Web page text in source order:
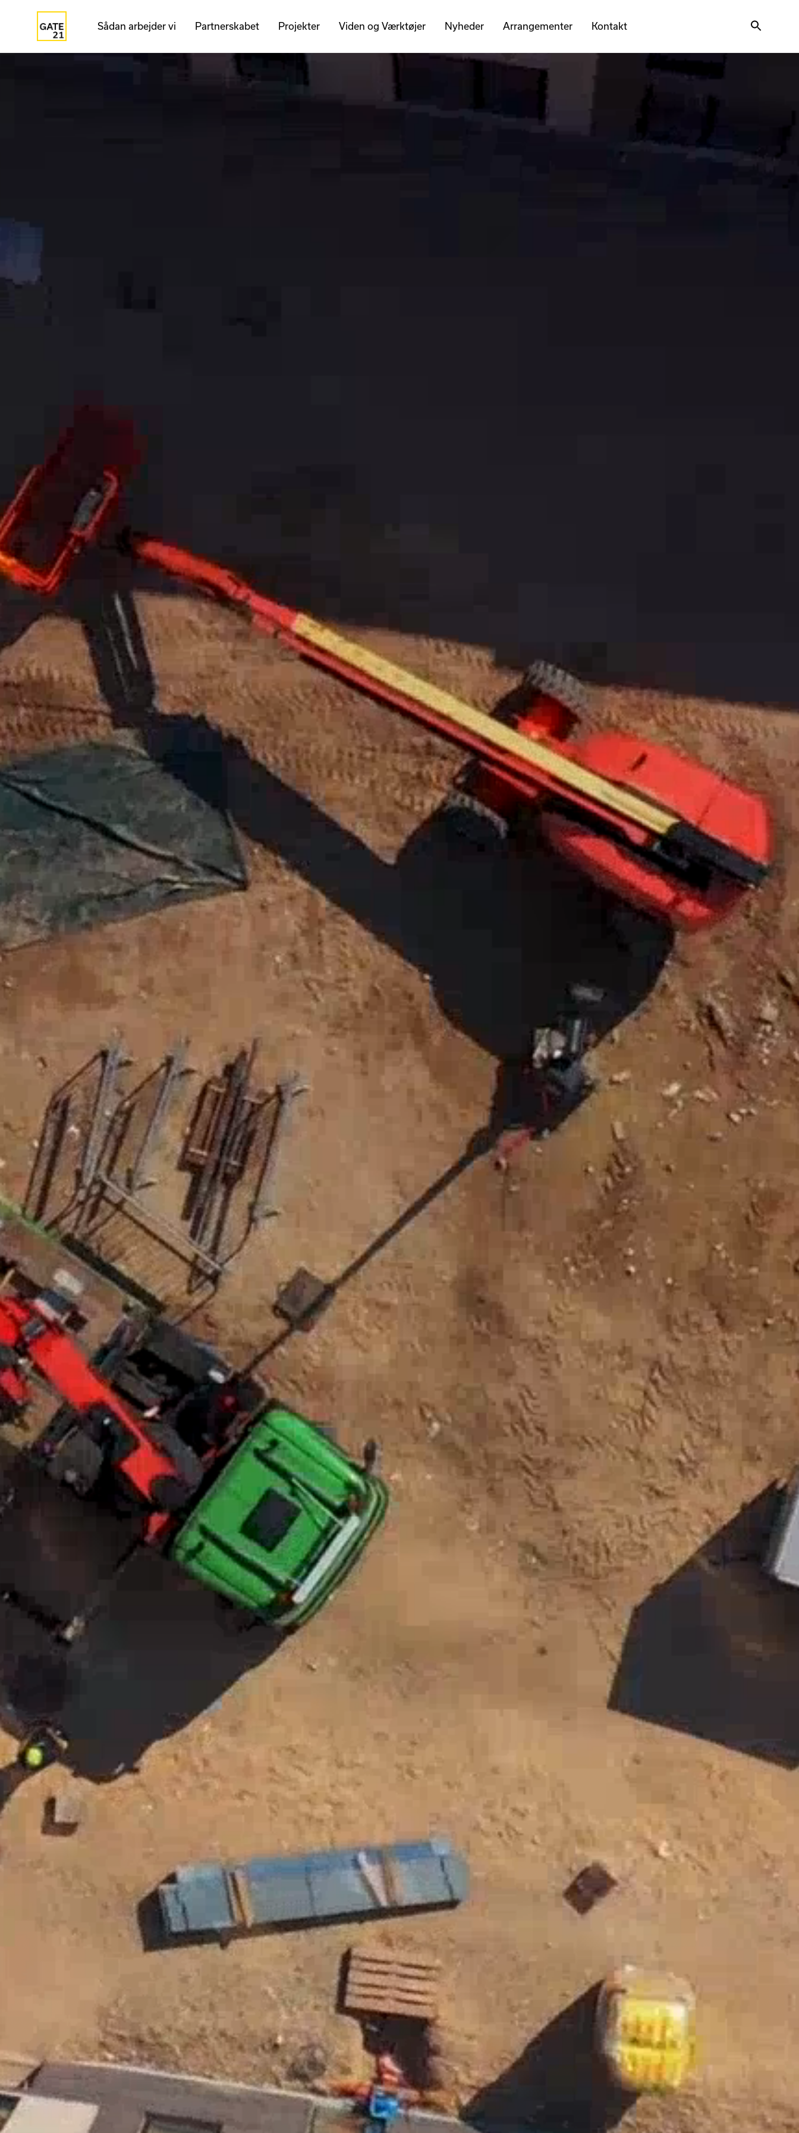
Sådan arbejder vi Partnerskabet Projekter Viden og Værktøjer Nyheder Arrangementer Kontakt